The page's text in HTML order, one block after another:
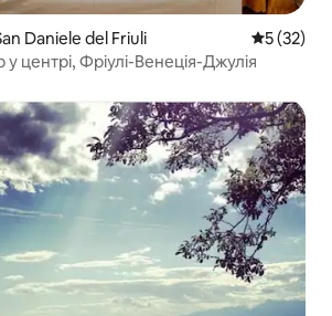
Daniele del Friuli Середня
5 (32)
центрі, Фріулі-Венеція-Джулія